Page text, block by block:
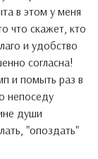
в этом у меня
что скажет, кто
и удобство
согласна!
и помыть раз в
непоседу
души
"опоздать"